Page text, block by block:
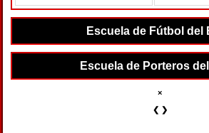
Escuela de Fútbol del
Escuela de Porteros
×
❮ ❯